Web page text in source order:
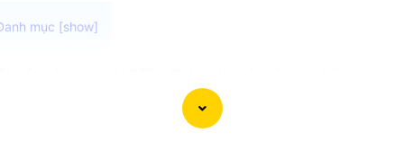
trên camera quan sát được sử dụng trên các thiết bị
video camera cao cấp là chip xử lý video thông minh .